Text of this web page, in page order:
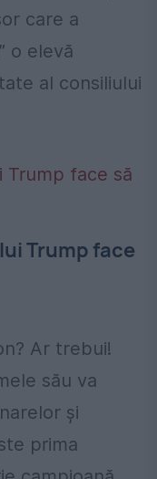
care a
o elevă
al consiliului
Trump face
Ar trebui!
său va
și
prima